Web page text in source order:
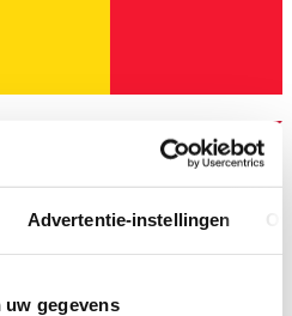
Advertentie-instellingen
gegevens